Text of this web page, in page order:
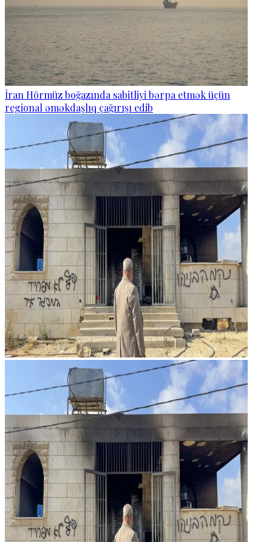
İran Hörmüz boğazında sabitliyi bərpa etmək üçün
regional əməkdaşlıq çağırışı edib